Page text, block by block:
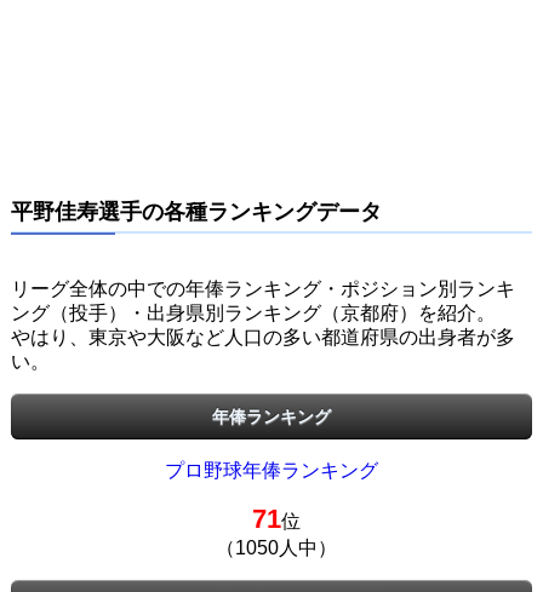
平野佳寿選手の各種ランキングデータ
リーグ全体の中での年俸ランキング・ポジション別ランキ
ング（投手）・出身県別ランキング（京都府）を紹介。
やはり、東京や大阪など人口の多い都道府県の出身者が多
い。
年俸ランキング
プロ野球年俸ランキング
71位
（1050人中）